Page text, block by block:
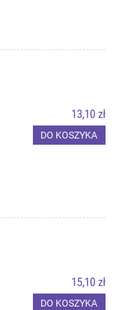
13,10 zł
DO KOSZYKA
15,10 zł
DO KOSZYKA